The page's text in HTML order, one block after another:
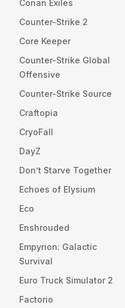
Conan Exiles
Counter-Strike 2
Core Keeper
Counter-Strike Global
Offensive
Counter-Strike Source
Craftopia
CryoFall
DayZ
Don’t Starve Together
Echoes of Elysium
Eco
Enshrouded
Empyrion: Galactic
Survival
Euro Truck Simulator 2
Factorio